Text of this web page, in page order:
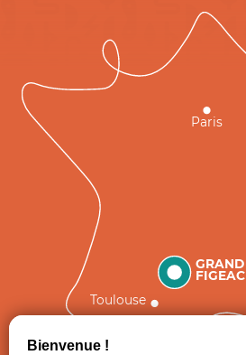
GRAND
FIGEAC
Toulouse
Paris